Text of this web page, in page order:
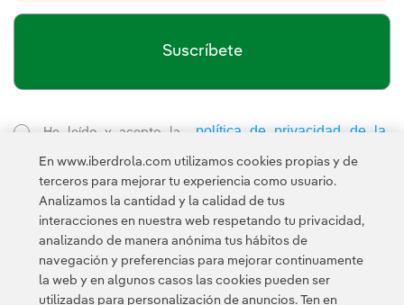
Suscríbete
He leído y acepto la
política de privacidad de la
Newsletter
Enlace externo, se abre en ventana nueva.
Esta página está protegida por reCAPTCHA y se aplican la
Política de privacidad y los
En www.iberdrola.com utilizamos cookies propias y de
terceros para mejorar tu experiencia como usuario.
Analizamos la cantidad y la calidad de tus
interacciones en nuestra web respetando tu privacidad,
analizando de manera anónima tus hábitos de
navegación y preferencias para mejorar continuamente
la web y en algunos casos las cookies pueden ser
utilizadas para personalización de anuncios. Ten en